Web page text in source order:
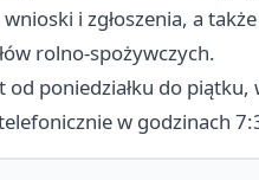
i zgłoszenia, a
rolno-spożywczych.
od poniedziałku do
w godzinach